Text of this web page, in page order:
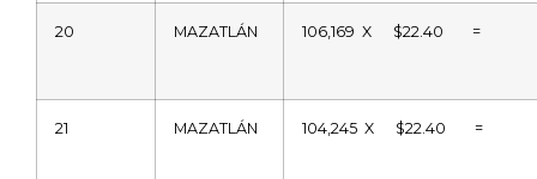
20 MAZATLÁN 106,169 X $22.40 =
21 MAZATLÁN 104,245 X $22.40 =